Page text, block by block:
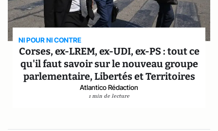
NI POUR NI CONTRE
Corses, ex-LREM, ex-UDI, ex-PS : tout ce
qu'il faut savoir sur le nouveau groupe
parlementaire, Libertés et Territoires
Atlantico Rédaction
1 min de lecture